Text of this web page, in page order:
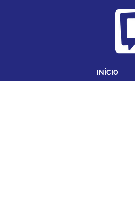
INÍCIO